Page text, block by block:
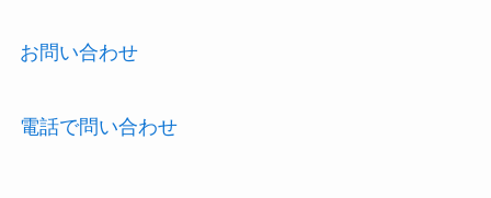
お問い合わせ
電話で問い合わせ